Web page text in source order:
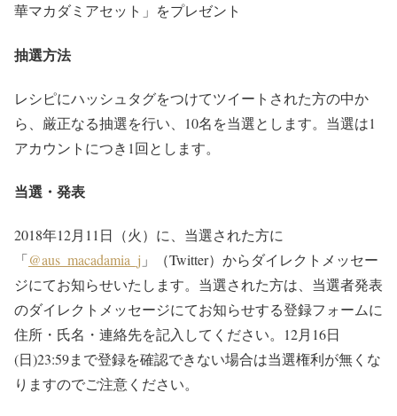
華マカダミアセット」をプレゼント
抽選方法
レシピにハッシュタグをつけてツイートされた方の中か
ら、厳正なる抽選を行い、10名を当選とします。当選は1
アカウントにつき1回とします。
当選・発表
2018年12月11日（火）に、当選された方に
「@aus_macadamia_j 」（Twitter）からダイレクトメッセー
ジにてお知らせいたします。当選された方は、当選者発表
のダイレクトメッセージにてお知らせする登録フォームに
住所・氏名・連絡先を記入してください。12月16日
(日)23:59まで登録を確認できない場合は当選権利が無くな
りますのでご注意ください。